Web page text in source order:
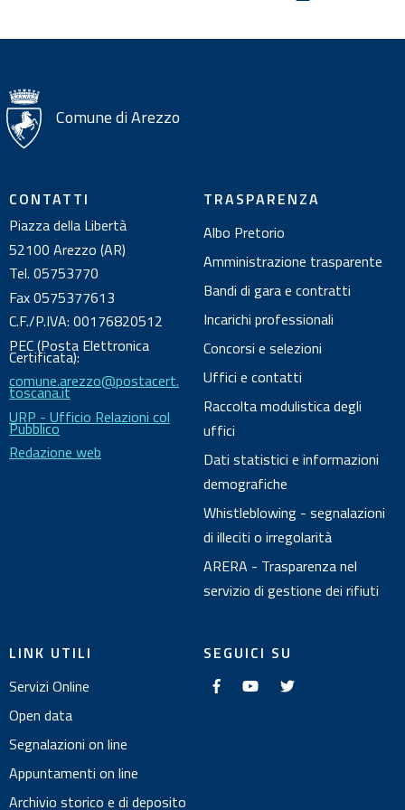
i
n
i
s
d
o
c
u
m
e
n
t
o
Comune di Arezzo
CONTATTI
Piazza della Libertà
52100 Arezzo (AR)
Tel. 05753770
Fax 0575377613
C.F./P.IVA: 00176820512
PEC (Posta Elettronica
Certificata):
comune.arezzo@postacert.
toscana.it
URP - Ufficio Relazioni col
Pubblico
Redazione web
TRASPARENZA
Albo Pretorio
Amministrazione trasparente
Bandi di gara e contratti
Incarichi professionali
Concorsi e selezioni
Uffici e contatti
Raccolta modulistica degli
uffici
Dati statistici e informazioni
demografiche
Whistleblowing - segnalazioni
di illeciti o irregolarità
ARERA - Trasparenza nel
servizio di gestione dei rifiuti
LINK UTILI
Servizi Online
Open data
Segnalazioni on line
Appuntamenti on line
Archivio storico e di deposito
SEGUICI SU
t
w